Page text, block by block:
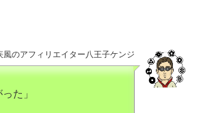
風のアフィリエイター八王子ケンジ
た」